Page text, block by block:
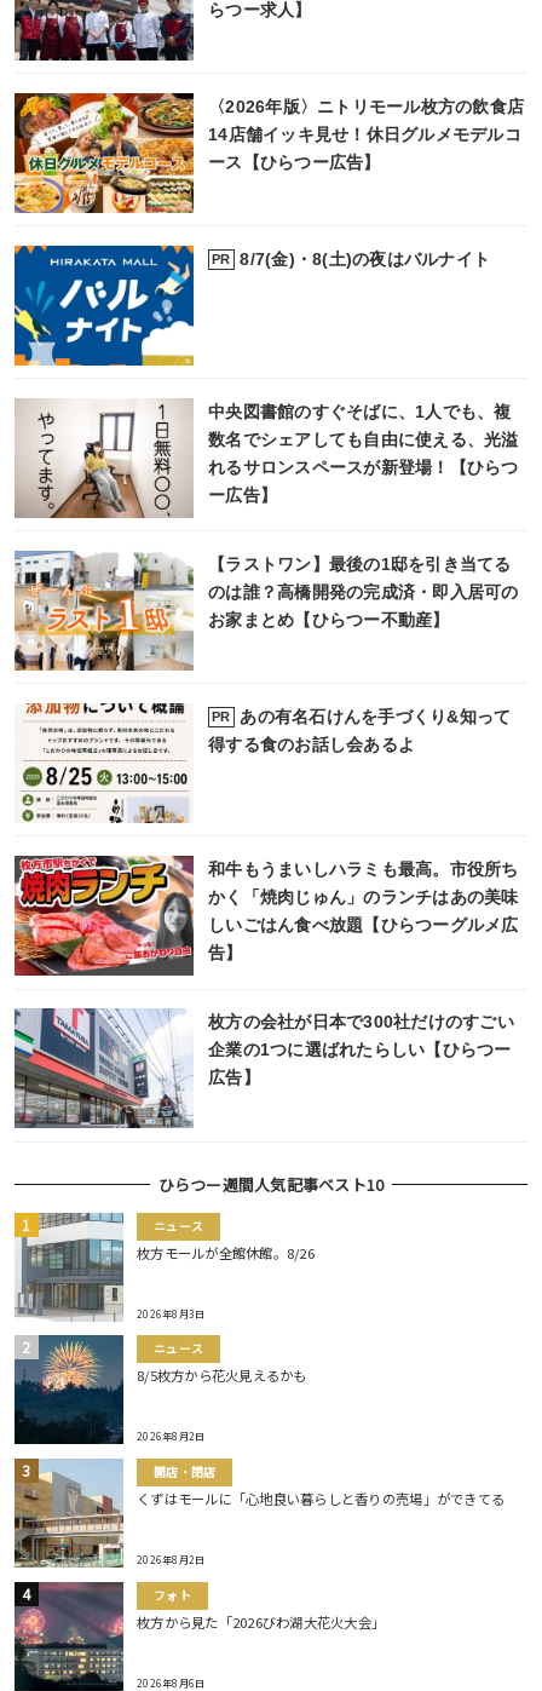
らつー求人】
〈2026年版〉ニトリモール枚方の飲食店
14店舗イッキ見せ！休日グルメモデルコ
ース【ひらつー広告】
PR 8/7(金)・8(土)の夜はバルナイト
中央図書館のすぐそばに、1人でも、複
数名でシェアしても自由に使える、光溢
れるサロンスペースが新登場！【ひらつ
ー広告】
【ラストワン】最後の1邸を引き当てる
のは誰？高橋開発の完成済・即入居可の
お家まとめ【ひらつー不動産】
PR
あの有名石けんを手づくり&知って
得する食のお話し会あるよ
和牛もうまいしハラミも最高。市役所ち
かく「焼肉じゅん」のランチはあの美味
しいごはん食べ放題【ひらつーグルメ広
告】
枚方の会社が日本で300社だけのすごい
企業の1つに選ばれたらしい【ひらつー
広告】
ひらつー週間人気記事ベスト10
ニュース
枚方モールが全館休館。8/26
2026年8月3日
ニュース
8/5枚方から花火見えるかも
2026年8月2日
開店・閉店
くずはモールに「心地良い暮らしと香りの売場」ができてる
2026年8月2日
フォト
枚方から見た「2026びわ湖大花火大会」
2026年8月6日